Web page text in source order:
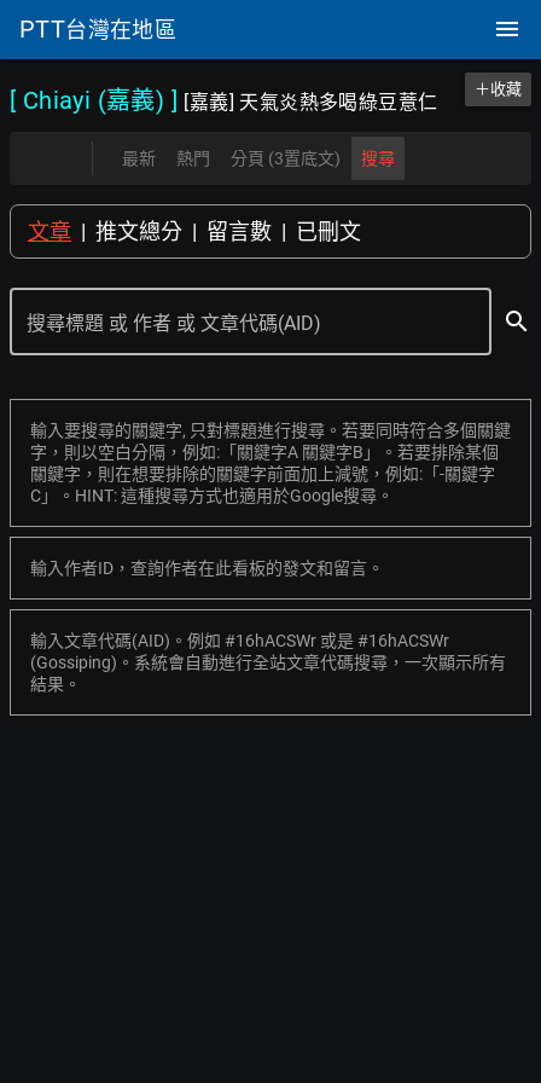
PTT台灣在地區
[ Chiayi (嘉義) ] [嘉義] 天氣炎熱多喝綠豆薏仁
＋收藏
最新 熱門 分頁 (3置底文) 搜尋
文章 | 推文總分 | 留言數 | 已刪文
搜尋標題 或 作者 或 文章代碼(AID) search
輸入要搜尋的關鍵字, 只對標題進行搜尋。若要同時符合多個關鍵
字，則以空白分隔，例如:「關鍵字A 關鍵字B」。若要排除某個
關鍵字，則在想要排除的關鍵字前面加上減號，例如:「-關鍵字
C」。HINT: 這種搜尋方式也適用於Google搜尋。
輸入作者ID，查詢作者在此看板的發文和留言。
輸入文章代碼(AID)。例如 #16hACSWr 或是 #16hACSWr
(Gossiping)。系統會自動進行全站文章代碼搜尋，一次顯示所有
結果。